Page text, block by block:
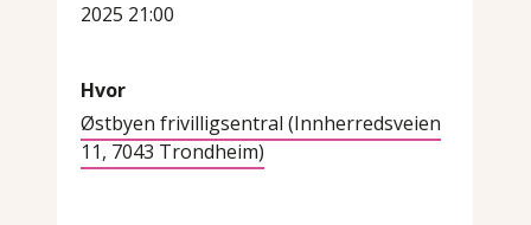
2025 21:00
Hvor
Østbyen frivilligsentral (Innherredsveien
11, 7043 Trondheim)